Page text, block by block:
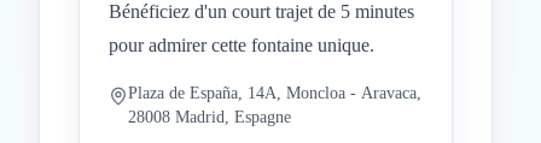
Bénéficiez d'un court trajet de 5 minutes
pour admirer cette fontaine unique.
Plaza de España, 14A, Moncloa - Aravaca,
28008 Madrid, Espagne